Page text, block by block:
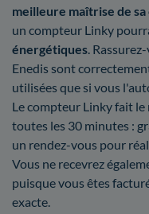
meilleure maîtrise de
un compteur Linky
énergétiques .
Enedis sont
utilisées que si vous
Le compteur Linky fait
toutes les 30 minutes :
un rendez-vous pour
Vous ne recevrez
puisque vous êtes
exacte.